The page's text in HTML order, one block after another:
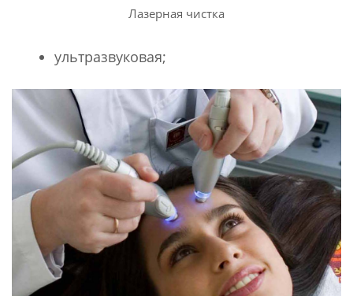
Лазерная чистка
ультразвуковая;